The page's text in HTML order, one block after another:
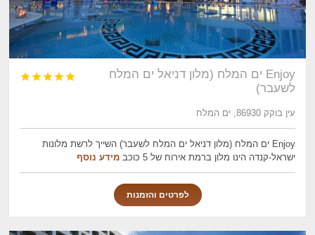
Enjoy ים המלח (מלון דניאל ים המלח
לשעבר)





עין בוקק 86930, ים המלח
Enjoy ים המלח (מלון דניאל ים המלח לשעבר) השייך לרשת מלונות
ישראל-קנדה הינו מלון ברמת אירוח של 5 כוכב
מידע נוסף
לפרטים והזמנות